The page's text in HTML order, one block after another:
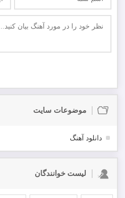
موضوعات سایت
دانلود آهنگ
لیست خوانندگان